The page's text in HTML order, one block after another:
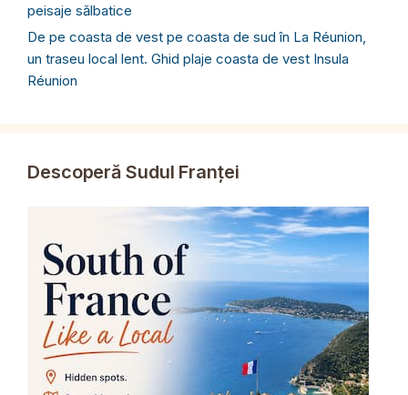
peisaje sălbatice
De pe coasta de vest pe coasta de sud în La Réunion,
un traseu local lent. Ghid plaje coasta de vest Insula
Réunion
Descoperă Sudul Franței